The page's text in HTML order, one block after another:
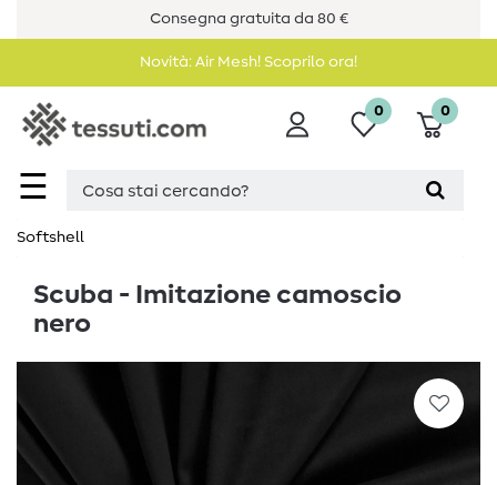
Consegna gratuita da 80 €
Novità: Air Mesh! Scoprilo ora!
☰
0 0
Softshell
Scuba - Imitazione camoscio
nero